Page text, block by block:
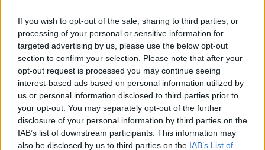
If you wish to opt-out of the sale, sharing to third parties, or
processing of your personal or sensitive information for
targeted advertising by us, please use the below opt-out
section to confirm your selection. Please note that after your
opt-out request is processed you may continue seeing
interest-based ads based on personal information utilized by
us or personal information disclosed to third parties prior to
your opt-out. You may separately opt-out of the further
disclosure of your personal information by third parties on the
IAB’s list of downstream participants. This information may
also be disclosed by us to third parties on the IAB’s List of
aby w niedalekiej przyszłości całkowicie ją rozbić. Na to
natomiast nie chciał się zgodzić Alex "Myrwn" Pastor
Villarejo, który zjawił się na topie z zamiarem obrony
sojuszniczej struktury. Grający wówczas Gnarem
Hiszpan naładował wcześniej swoją formę Mega i
powoli czyścił falę stworów. W pewnym momencie
jednak zdecydował się skoczyć prosto na głowę nuca,
który postawił o krok za daleko. Ten prawdopodobnie
myślał, że biegający w pobliżu Sheo będzie